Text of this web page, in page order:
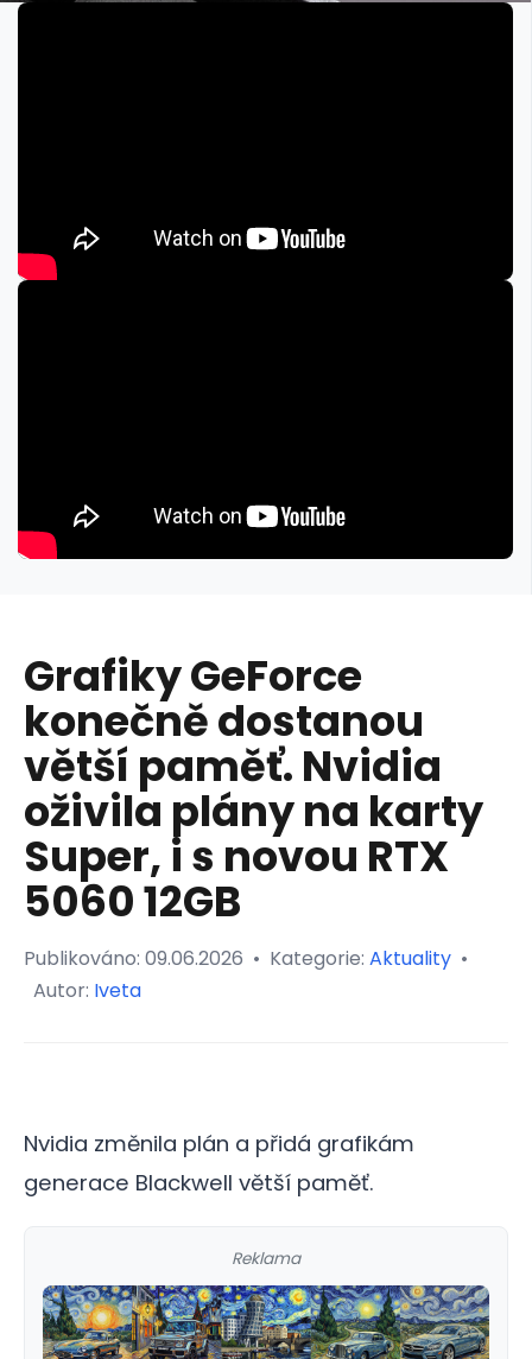
Grafiky GeForce
konečně dostanou
větší paměť. Nvidia
oživila plány na karty
Super, i s novou RTX
5060 12GB
Publikováno: 09.06.2026 • Kategorie: Aktuality •
Autor: Iveta
Nvidia změnila plán a přidá grafikám
generace Blackwell větší paměť.
Reklama